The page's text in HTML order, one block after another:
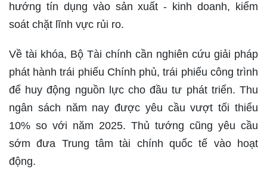
hướng tín dụng vào sản xuất - kinh doanh, kiểm
soát chặt lĩnh vực rủi ro.
Về tài khóa, Bộ Tài chính cần nghiên cứu giải pháp
phát hành trái phiếu Chính phủ, trái phiếu công trình
để huy động nguồn lực cho đầu tư phát triển. Thu
ngân sách năm nay được yêu cầu vượt tối thiểu
10% so với năm 2025. Thủ tướng cũng yêu cầu
sớm đưa Trung tâm tài chính quốc tế vào hoạt
động.